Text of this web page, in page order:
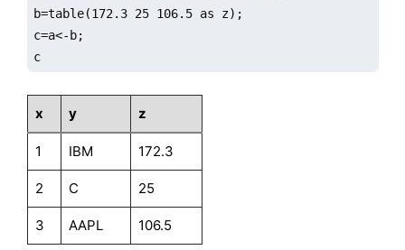
b=table(172.3 25 106.5 as z);
c=a<-b;
c
x y z
1 IBM 172.3
2 C 25
3 AAPL 106.5